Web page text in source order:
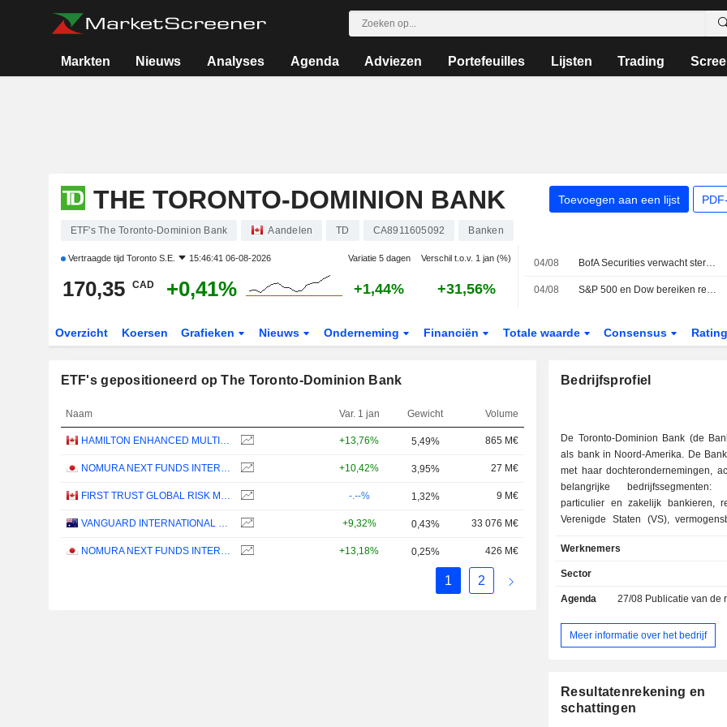
Markten Nieuws Analyses Agenda Adviezen Portefeuilles Lijsten Trading
THE TORONTO-DOMINION BANK Toevoegen aan een lijst
ETF's The Toronto-Dominion Bank Aandelen TD CA8911605092 Banken
Vertraagde tijd Toronto S.E. 15:46:41 06-08-2026 Variatie 5 dagen Verschil t.o.v. 1 jan (%)
170,35 CAD +0,41% +1,44% +31,56%
04/08 BofA Securities verwacht sterke kwartaalcijfers van Canadese banken in voorblik op derde kwartaal
04/08 S&P 500 en Dow bereiken recordhoogtes door sterke AI-cijfers en hoop op akkoord in Midden-Oosten
Overzicht Koersen Grafieken Nieuws Onderneming Financiën Totale waarde Consensus
ETF's gepositioneerd op The Toronto-Dominion Bank
Naam Var. 1 jan Gewicht Volume
HAMILTON ENHANCED MULTI-SECTOR COVERED CALL ETF - CAD +13,76% 5,49% 865 M€
NOMURA NEXT FUNDS INTERNATIONAL EQUITY MSCI-KOKUSAI (YEN-HEDGED) ETF - JPY +10,42% 3,95% 27 M€
FIRST TRUST GLOBAL RISK MANAGED INCOME INDEX ETF - CAD -.--% 1,32% 9 M€
VANGUARD INTERNATIONAL EQUITY INDEX FUNDS - VANGUARD FTSE ALL-WORLD EX-US ETF +9,32% 0,43% 33 076 M€
NOMURA NEXT FUNDS INTERNATIONAL EQUITY MSCI-KOKUSAI (UNHEDGED) ETF - JPY +13,18% 0,25% 426 M€
1 2
Bedrijfsprofiel
De Toronto-Dominion Bank (de
als bank in Noord-Amerika. De
met haar dochterondernemingen,
belangrijke bedrijfssegmenten:
particulier en zakelijk bankieren,
Verenigde Staten (VS),
segment Canadees particulier
bankieren omvat TD Canada Trust
omvat TD Bank, a Convenient
Vermogensbeheer en Verzekeringen
Wealth (Canada), TD Direct
biedt een breed scala aan
diensten aan, waaronder
Werknemers
Sector
Agenda 27/08 Publicatie van de
Meer informatie over het bedrijf
Resultatenrekening en
schattingen